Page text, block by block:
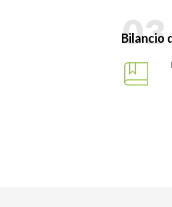
Bilancio